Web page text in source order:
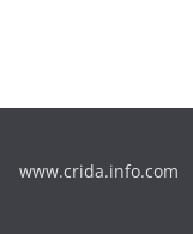
www.crida.info.com